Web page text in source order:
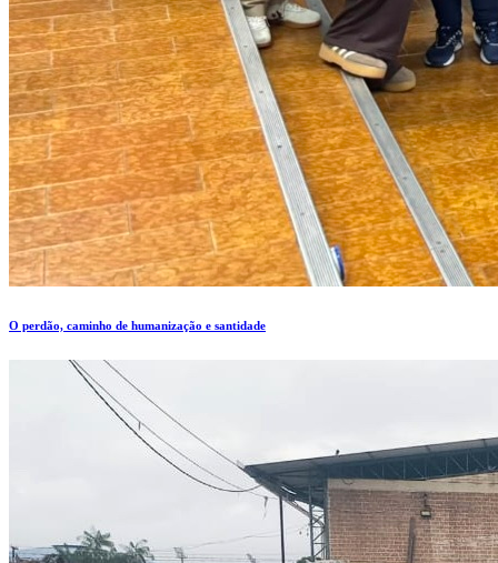
O perdão, caminho de humanização e santidade